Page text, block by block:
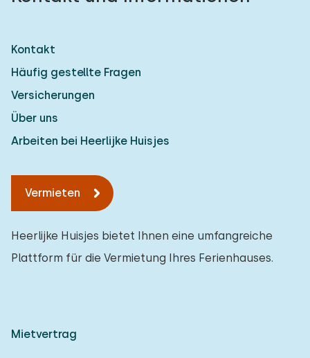
Kontakt
Häufig gestellte Fragen
Versicherungen
Über uns
Arbeiten bei Heerlijke Huisjes
Vermieten
Heerlijke Huisjes bietet Ihnen eine umfangreiche
Plattform für die Vermietung Ihres Ferienhauses.
Mietvertrag